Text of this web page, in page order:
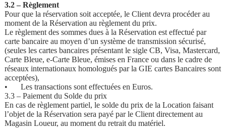
3.2 – Règlement
Pour que la réservation soit acceptée, le Client devra procéder au
moment de la Réservation au règlement du prix.
Le règlement des sommes dues à la Réservation est effectué par
carte bancaire au moyen d’un système de transmission sécurisé,
(seules les cartes bancaires présentant le sigle CB, Visa, Mastercard,
Carte Bleue, e-Carte Bleue, émises en France ou dans le cadre de
réseaux internationaux homologués par la GIE cartes Bancaires sont
acceptées),
•
Les transactions sont effectuées en Euros.
3.3 – Paiement du Solde du prix
En cas de règlement partiel, le solde du prix de la Location faisant
l’objet de la Réservation sera payé par le Client directement au
Magasin Loueur, au moment du retrait du matériel.